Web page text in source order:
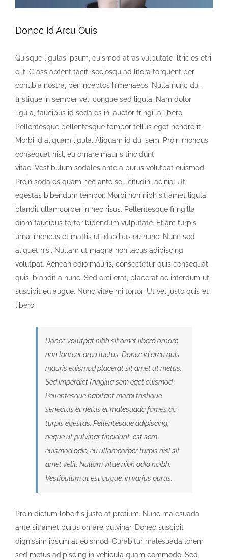
Donec Id Arcu Quis
Quisque ligulas ipsum, euismod atras vulputate iltricies etri
elit. Class aptent taciti sociosqu ad litora torquent per
conubia nostra, per inceptos himenaeos. Nulla nunc dui,
tristique in semper vel, congue sed ligula. Nam dolor
ligula, faucibus id sodales in, auctor fringilla libero.
Pellentesque pellentesque tempor tellus eget hendrerit.
Morbi id aliquam ligula. Aliquam id dui sem. Proin rhoncus
consequat nisl, eu ornare mauris tincidunt
vitae. Vestibulum sodales ante a purus volutpat euismod.
Proin sodales quam nec ante sollicitudin lacinia. Ut
egestas bibendum tempor. Morbi non nibh sit amet ligula
blandit ullamcorper in nec risus. Pellentesque fringilla
diam faucibus tortor bibendum vulputate. Etiam turpis
urna, rhoncus et mattis ut, dapibus eu nunc. Nunc sed
aliquet nisi. Nullam ut magna non lacus adipiscing
volutpat. Aenean odio mauris, consectetur quis consequat
quis, blandit a nunc. Sed orci erat, placerat ac interdum ut,
suscipit eu augue. Nunc vitae mi tortor. Ut vel justo quis et
libero.
Donec volutpat nibh sit amet libero ornare
non laoreet arcu luctus. Donec id arcu quis
mauris euismod placerat sit amet ut metus.
Sed imperdiet fringilla sem eget euismod.
Pellentesque habitant morbi tristique
senectus et netus et malesuada fames ac
turpis egestas. Pellentesque adipiscing,
neque ut pulvinar tincidunt, est sem
euismod odio, eu ullamcorper turpis nisl sit
amet velit. Nullam vitae nibh odio noibh.
Vestibulum ut est augue, in varius purus.
Proin dictum lobortis justo at pretium. Nunc malesuada
ante sit amet purus ornare pulvinar. Donec suscipit
dignissim ipsum at euismod. Curabitur malesuada lorem
sed metus adipiscing in vehicula quam commodo. Sed